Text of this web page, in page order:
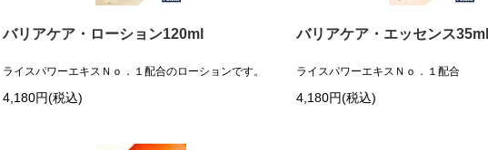
バリアケア・ローション120ml
ライスパワーエキスＮｏ．１配合のローションです。
4,180円(税込)
バリアケア・エッセンス35ml
ライスパワーエキスＮｏ．１配合
4,180円(税込)